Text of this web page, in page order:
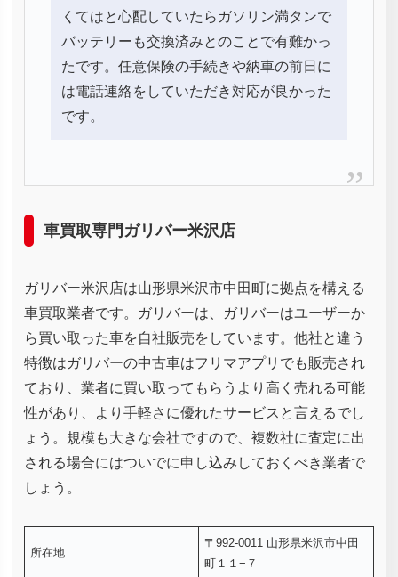
くてはと心配していたらガソリン満タンで
バッテリーも交換済みとのことで有難かっ
たです。任意保険の手続きや納車の前日に
は電話連絡をしていただき対応が良かった
です。
車買取専門ガリバー米沢店
ガリバー米沢店は山形県米沢市中田町に拠点を構える
車買取業者です。ガリバーは、ガリバーはユーザーか
ら買い取った車を自社販売をしています。他社と違う
特徴はガリバーの中古車はフリマアプリでも販売され
ており、業者に買い取ってもらうより高く売れる可能
性があり、より手軽さに優れたサービスと言えるでし
ょう。規模も大きな会社ですので、複数社に査定に出
される場合にはついでに申し込みしておくべき業者で
しょう。
所在地
〒992-0011 山形県米沢市中田
町１１−７